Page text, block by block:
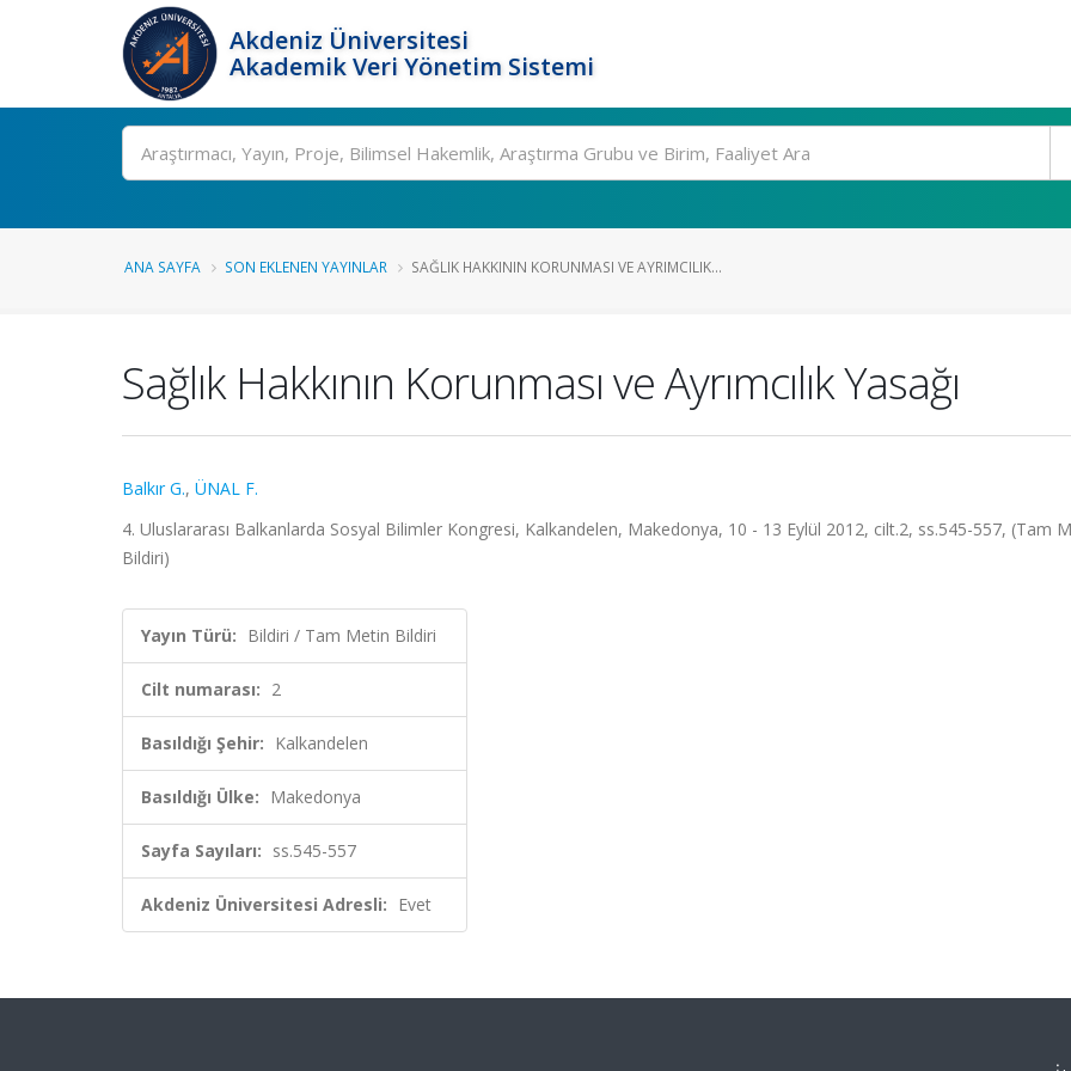
Akdeniz Üniversitesi
Akademik Veri Yönetim Sistemi
Ara
ANA SAYFA SON EKLENEN YAYINLAR SAĞLIK HAKKININ KORUNMASI VE AYRIMCILIK...
Sağlık Hakkının Korunması ve Ayrımcılık Yasağı
Balkır G., ÜNAL F.
4. Uluslararası Balkanlarda Sosyal Bilimler Kongresi, Kalkandelen, Makedonya, 10 - 13 Eylül 2012, cilt.2, ss.545-557, (Tam
Bildiri)
Yayın Türü: Bildiri / Tam Metin Bildiri
Cilt numarası: 2
Basıldığı Şehir: Kalkandelen
Basıldığı Ülke: Makedonya
Sayfa Sayıları: ss.545-557
Akdeniz Üniversitesi Adresli: Evet